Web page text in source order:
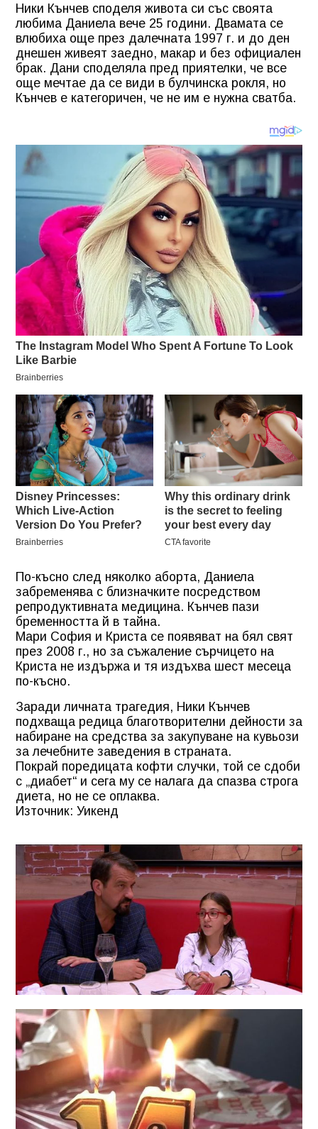
Ники Кънчев споделя живота си със своята
любима Даниела вече 25 години. Двамата се
влюбиха още през далечната 1997 г. и до ден
днешен живеят заедно, макар и без официален
брак. Дани споделяла пред приятелки, че все
още мечтае да се види в булчинска рокля, но
Кънчев е категоричен, че не им е нужна сватба.
По-късно след няколко аборта, Даниела
забременява с близначките посредством
репродуктивната медицина. Кънчев пази
бременността й в тайна.
Мари София и Криста се появяват на бял свят
през 2008 г., но за съжаление сърчицето на
Криста не издържа и тя издъхва шест месеца
по-късно.
Заради личната трагедия, Ники Кънчев
подхваща редица благотворителни дейности за
набиране на средства за закупуване на кувьози
за лечебните заведения в страната.
Покрай поредицата кофти случки, той се сдоби
с „диабет“ и сега му се налага да спазва строга
диета, но не се оплаква.
Източник: Уикенд